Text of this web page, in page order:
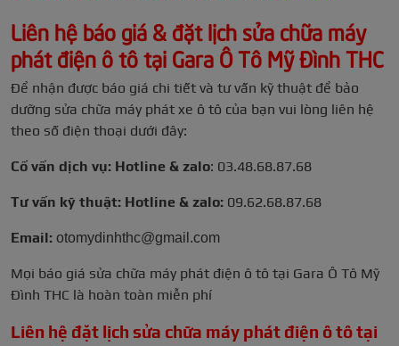
Liên hệ báo giá & đặt lịch sửa chữa máy
phát điện ô tô tại Gara Ô Tô Mỹ Đình THC
Để nhận được báo giá chi tiết và tư vấn kỹ thuật để bảo
dưỡng sửa chữa máy phát xe ô tô của bạn vui lòng liên hệ
theo số điện thoại dưới đây:
Cố vấn dịch vụ: Hotline & zalo: 03.48.68.87.68
Tư vấn kỹ thuật: Hotline & zalo: 09.62.68.87.68
Email: otomydinhthc@gmail.com
Mọi báo giá sửa chữa máy phát điện ô tô tại Gara Ô Tô Mỹ
Đình THC là hoàn toàn miễn phí
Liên hệ đặt lịch sửa chữa máy phát điện ô tô tại